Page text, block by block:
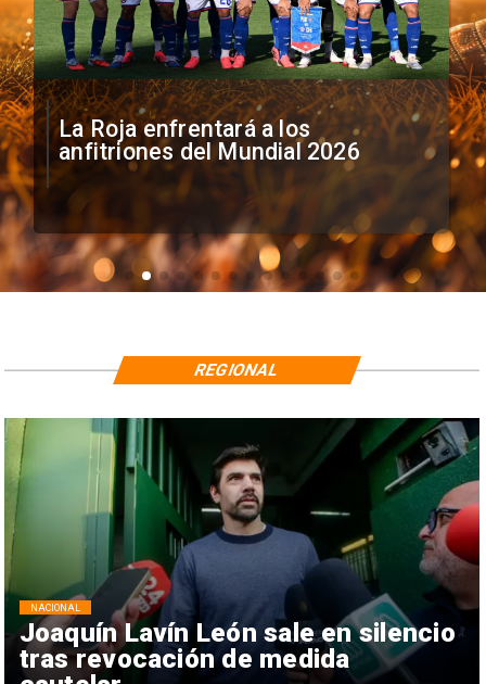
La Roja enfrentará a los
anfitriones del Mundial 2026
Joaquín Lavín León sale en silencio
tras revocación de medida
NACIONAL
REGIONAL